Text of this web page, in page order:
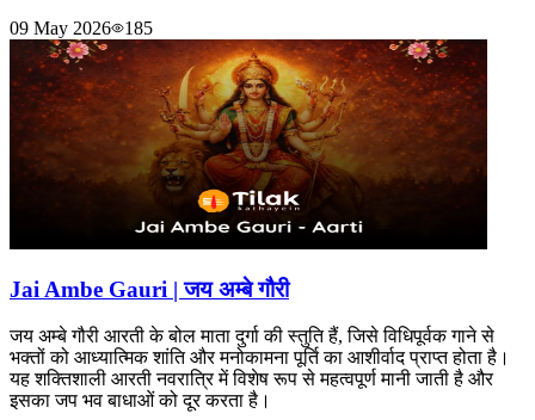
09 May 2026
185
Jai Ambe Gauri | जय अम्बे गौरी
जय अम्बे गौरी आरती के बोल माता दुर्गा की स्तुति हैं, जिसे विधिपूर्वक गाने से
भक्तों को आध्यात्मिक शांति और मनोकामना पूर्ति का आशीर्वाद प्राप्त होता है।
यह शक्तिशाली आरती नवरात्रि में विशेष रूप से महत्वपूर्ण मानी जाती है और
इसका जप भव बाधाओं को दूर करता है।